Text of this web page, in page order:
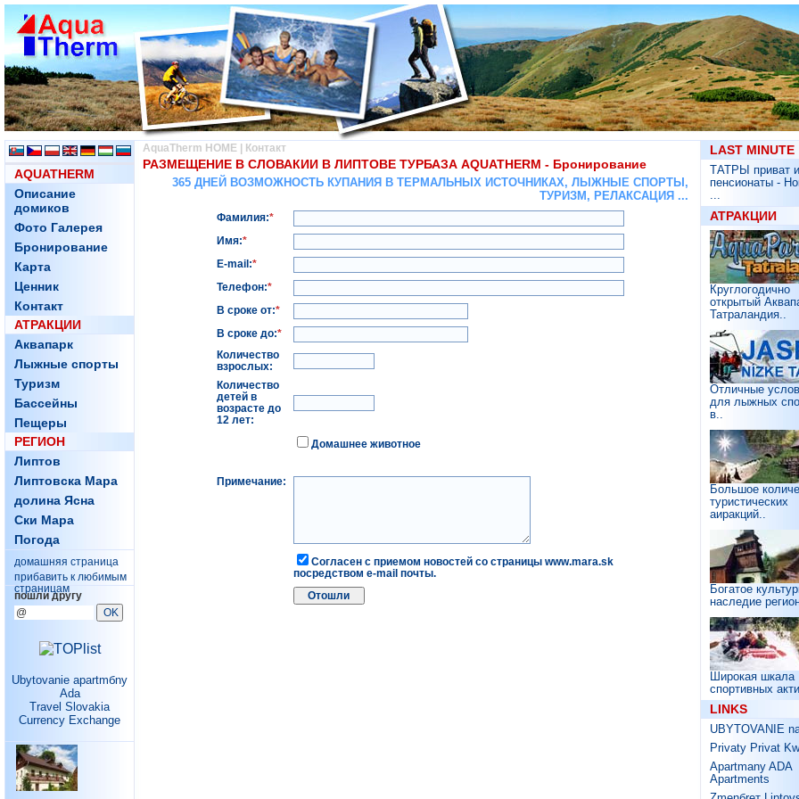
AQUATHERM
Описание
домиков
Фото Галерея
Бронирование
Карта
Ценник
Контакт
АТРАКЦИИ
Аквапарк
Лыжные спорты
Туризм
Бассейны
Пещеры
РЕГИОН
Липтов
Липтовска Мара
долина Ясна
Ски Мара
Погода
домашняя страница
прибавить к любимым
страницам
пошли другу
Ubytovanie apartmбny
Ada
Travel Slovakia
Currency Exchange
AquaTherm HOME Контакт
РАЗМЕЩЕНИЕ В СЛОВАКИИ В ЛИПТОВЕ ТУРБАЗА AQUATHERM - Бронирование
365 ДНЕЙ ВОЗМОЖНОСТЬ КУПАНИЯ В ТЕРМАЛЬНЫХ ИСТОЧНИКАХ, ЛЫЖНЫЕ СПОРТЫ,
ТУРИЗМ, РЕЛАКСАЦИЯ ...
Фамилия:*
Имя:*
E-mail:*
Телефон:*
В сроке от:*
В сроке до:*
Количество
взрослых:
Количество
детей в
возрасте до
12 лет:
Домашнее животное
Примечание:
Согласен с приемом новостей со страницы www.mara.sk
посредством e-mail почты.
LAST MINUTE
ТАТРЫ приват и
пенсионаты -
...
АТРАКЦИИ
Круглогодично
открытый
Татраландия..
Отличные
для лыжных
в..
Большое
туристических
аиракций..
Богатое
наследие
Широкая шкала
спортивных
LINKS
UBYTOVANIE
Privaty Privat
Apartmany ADA
Apartments